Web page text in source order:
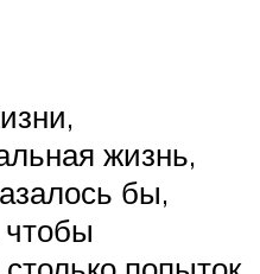
жизнь,
бы,